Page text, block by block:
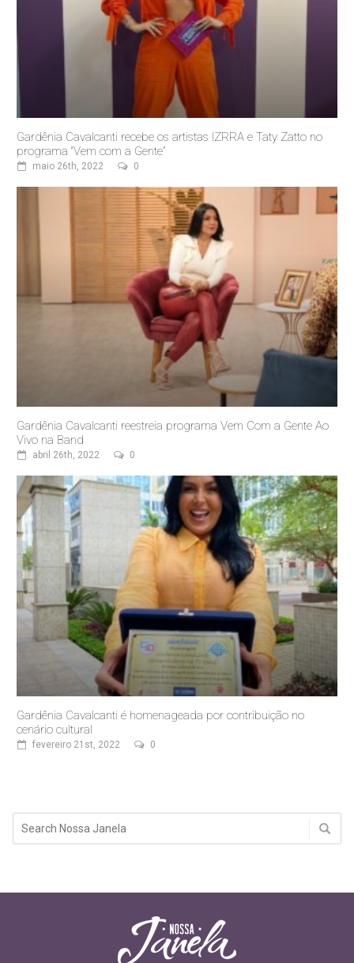
Gardênia Cavalcanti recebe os artistas IZRRA e Taty Zatto no
programa “Vem com a Gente”
maio 26th, 2022 0
Gardênia Cavalcanti reestreia programa Vem Com a Gente Ao
Vivo na Band
abril 26th, 2022 0
Gardênia Cavalcanti é homenageada por contribuição no
cenário cultural
fevereiro 21st, 2022 0